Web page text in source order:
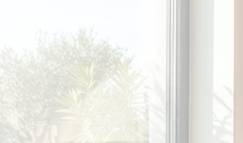
e sei già cliente
luce e/o gas
di essere contattato e hai:
Fino a 300€ di sconto
¹ sul climatizzatore.